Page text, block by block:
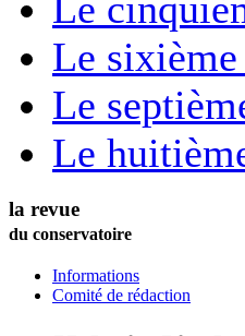
Le
Le
Le
la revue
du conservatoire
Informations
Comité de rédaction